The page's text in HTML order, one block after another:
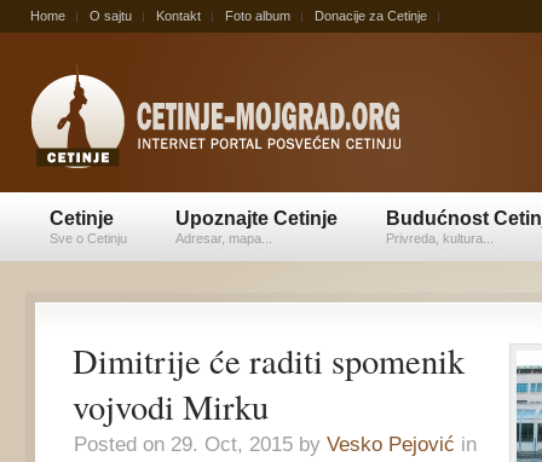
Home O sajtu Kontakt Foto album Donacije za Cetinje
Cetinje
Sve o Cetinju
Upoznajte Cetinje
Adresar, mapa...
Budućnost
Privreda, kultura...
Dimitrije će raditi spomenik
vojvodi Mirku
Posted on 29. Oct, 2015 by Vesko Pejović in